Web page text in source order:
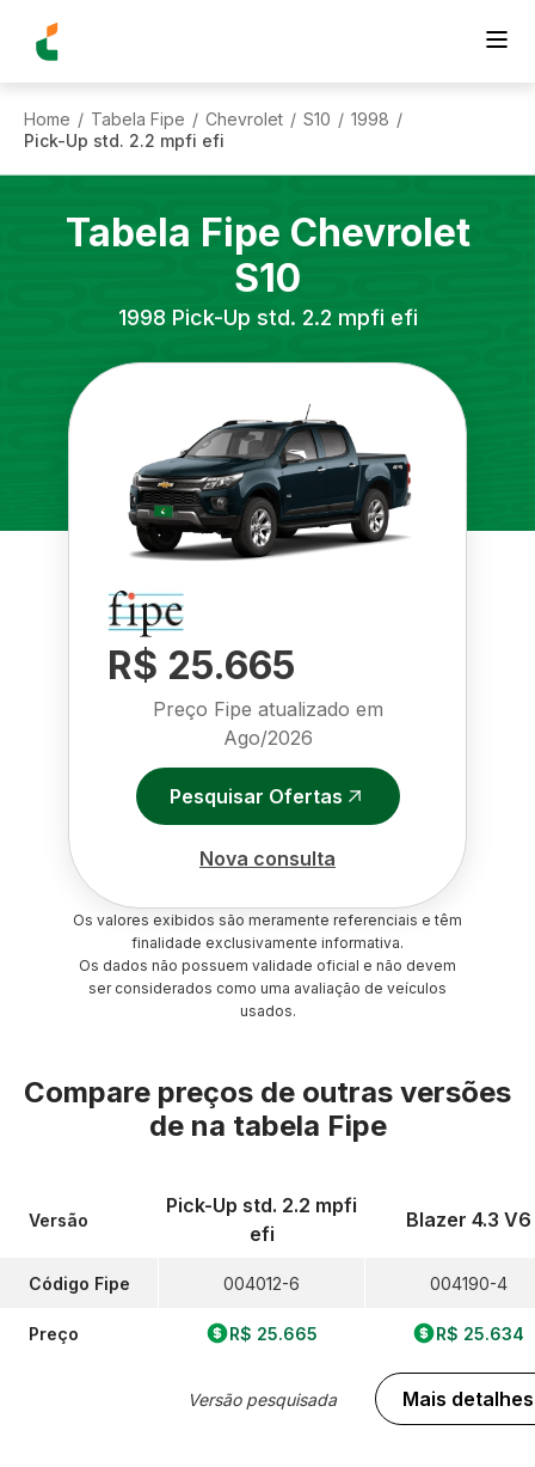
Home / Tabela Fipe / Chevrolet / S10 / 1998 /
Pick-Up std. 2.2 mpfi efi
Tabela Fipe Chevrolet
S10
1998 Pick-Up std. 2.2 mpfi efi
R$ 25.665
Preço Fipe atualizado em
Ago/2026
Pesquisar Ofertas
Nova consulta
Os valores exibidos são meramente referenciais e têm
finalidade exclusivamente informativa.
Os dados não possuem validade oficial e não devem
ser considerados como uma avaliação de veículos
usados.
Compare preços de outras versões
de na tabela Fipe
Versão
Código Fipe
Preço
Pick-Up std. 2.2 mpfi
efi
004012-6
R$ 25.665
Versão pesquisada
Blazer 4.3 V6
004190-4
R$ 25.634
Mais detalhes